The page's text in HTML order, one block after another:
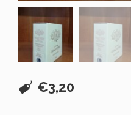
€3,20